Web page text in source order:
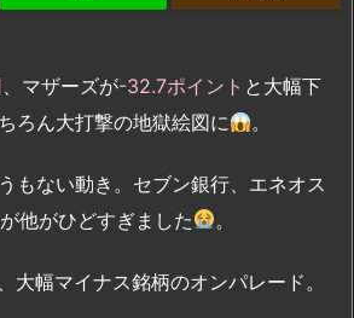
、マザーズが-32.7ポイント と大幅下
ろん大打撃の地獄絵図に
。
もない動き。セブン銀行、エネオス
他がひどすぎました
。
大幅マイナス銘柄のオンパレード。